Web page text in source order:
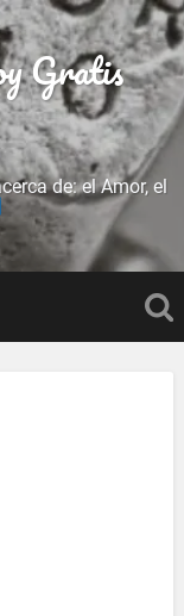
Gratis
de: el Amor, el